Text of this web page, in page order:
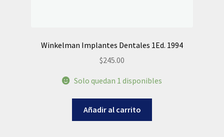
Winkelman Implantes Dentales 1Ed. 1994
$245.00
Solo quedan 1 disponibles
Añadir al carrito